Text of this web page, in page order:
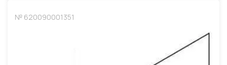
№ 620090001351